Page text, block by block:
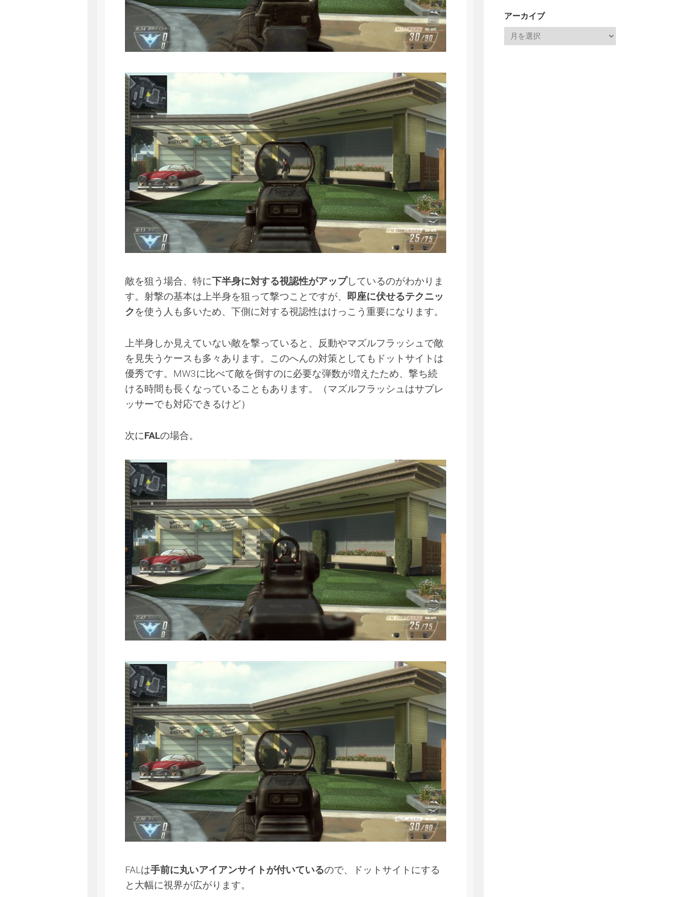
敵を狙う場合、特に下半身に対する視認性がアップしているのがわかりま
す。射撃の基本は上半身を狙って撃つことですが、 即座に伏せるテクニッ
クを使う人も多いため、下側に対する視認性はけっこう重要になります。
上半身しか見えていない敵を撃っていると、反動やマズルフラッシュで敵
を見失うケースも多々あります。このへんの対策としてもドットサイトは
優秀です。MW3に比べて敵を倒すのに必要な弾数が増えたため、撃ち続
ける時間も長くなっていることもあります。（マズルフラッシュはサプレ
ッサーでも対応できるけど）
次にFALの場合。
FALは手前に丸いアイアンサイトが付いているので、ドットサイトにする
と大幅に視界が広がります。
アーカイブ